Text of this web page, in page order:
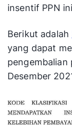
insentif PPN
Berikut adalah
yang dapat
pengembalian
Desember